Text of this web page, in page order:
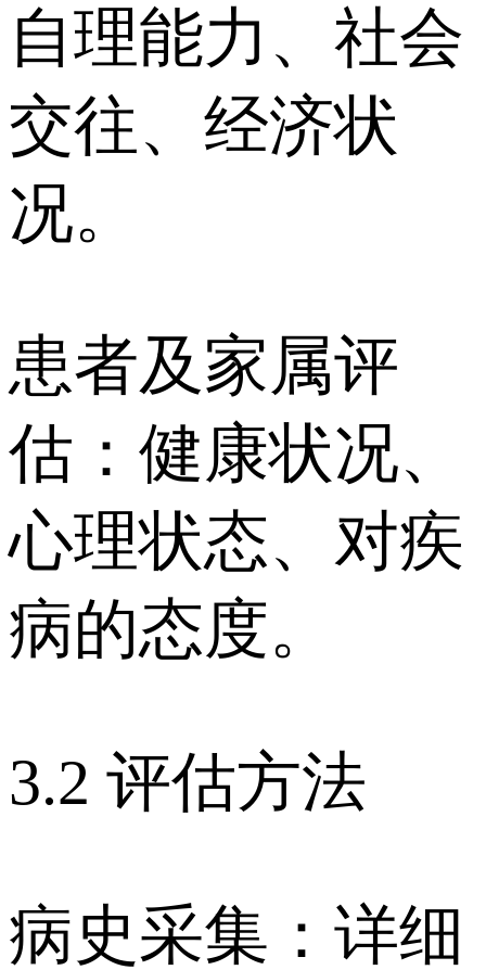
自理能力、社会
交往、经济状
况。
患者及家属评
估：健康状况、
心理状态、对疾
病的态度。
3.2 评估方法
病史采集：详细